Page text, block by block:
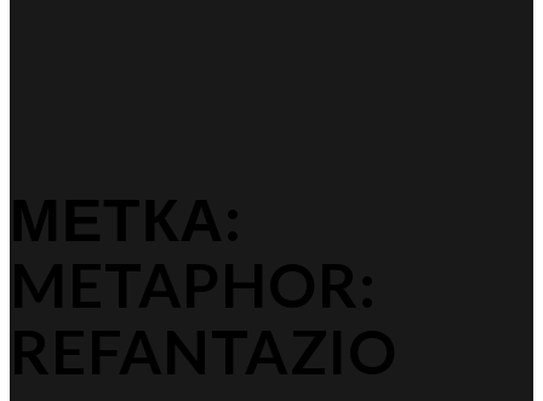
МЕТКА:
METAPHOR:
REFANTAZIO